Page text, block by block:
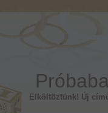
Elköltöztünk! Új